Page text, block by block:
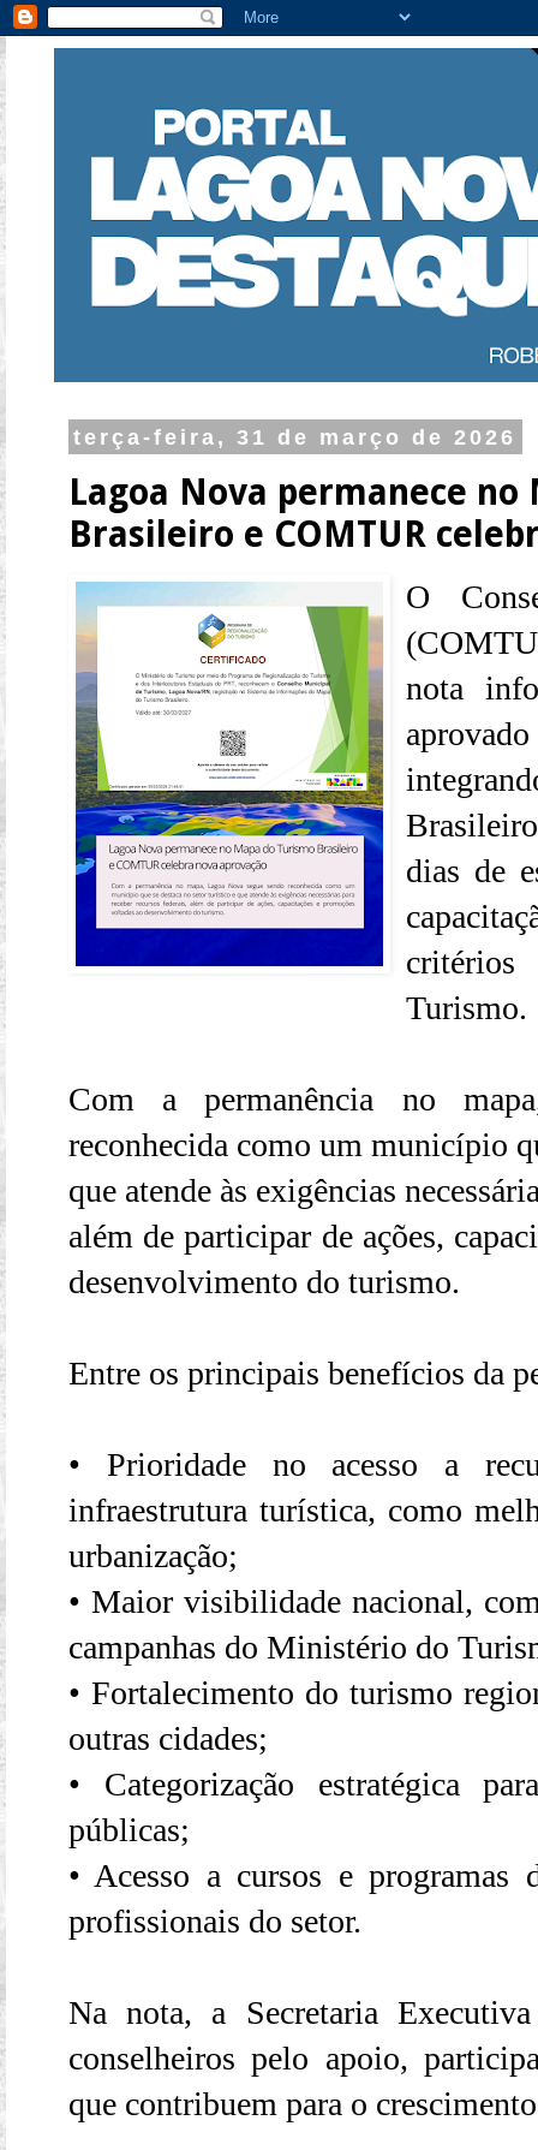
terça-feira, 31 de março de 2026
Lagoa Nova permanece no
Brasileiro e COMTUR
O
nota
dias de
Turismo.
Com a permanência no
reconhecida como um município
que atende às exigências
além de participar de ações,
desenvolvimento do turismo.
Entre os principais benefícios da
• Prioridade no acesso a
infraestrutura turística, como
urbanização;
• Maior visibilidade nacional,
campanhas do Ministério do
• Fortalecimento do turismo
outras cidades;
• Categorização estratégica
públicas;
• Acesso a cursos e programas
profissionais do setor.
Na nota, a Secretaria
conselheiros pelo apoio,
que contribuem para o